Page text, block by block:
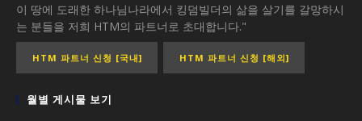
이 땅에 도래한 하나님나라에서 킹덤빌더의 삶을 살기를 갈망하시
는 분들을 저희 HTM의 파트너로 초대합니다."
HTM 파트너 신청 [국내] HTM 파트너 신청 [해외]
월별 게시물 보기